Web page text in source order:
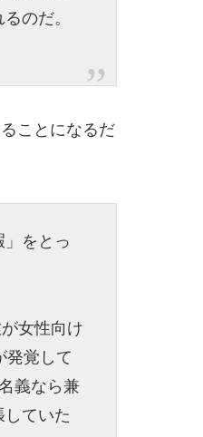
のだ。
ことになるだ
をとっ
女性向け
発覚して
義なら兼
ていた